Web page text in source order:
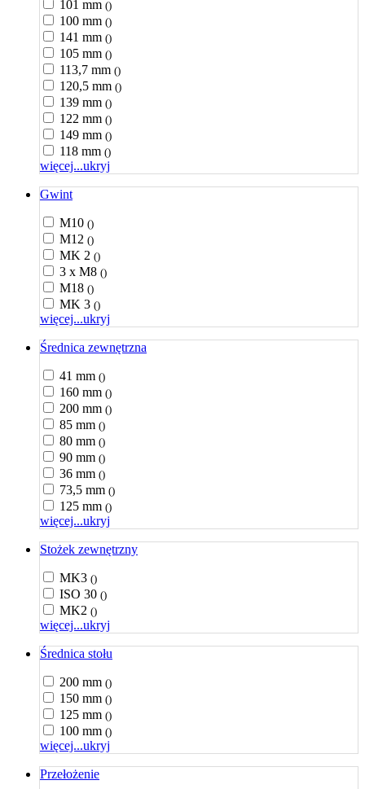
101 mm ()
100 mm ()
141 mm ()
105 mm ()
113,7 mm ()
120,5 mm ()
139 mm ()
122 mm ()
149 mm ()
118 mm ()
więcej...ukryj
Gwint
M10 ()
M12 ()
MK 2 ()
3 x M8 ()
M18 ()
MK 3 ()
więcej...ukryj
Średnica zewnętrzna
41 mm ()
160 mm ()
200 mm ()
85 mm ()
80 mm ()
90 mm ()
36 mm ()
73,5 mm ()
125 mm ()
więcej...ukryj
Stożek zewnętrzny
MK3 ()
ISO 30 ()
MK2 ()
więcej...ukryj
Średnica stołu
200 mm ()
150 mm ()
125 mm ()
100 mm ()
więcej...ukryj
Przełożenie